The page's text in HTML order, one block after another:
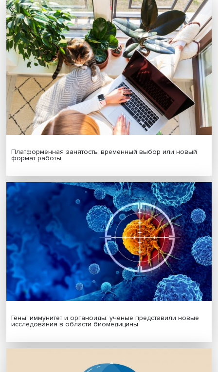
Когда он вспоминал матч против Англии на
1986 года (один из мячей в той игре Марадона забил
—Ред.), он подчеркивал, что думал в тот момент «о
которые умерли на островах».
— Каково сейчас отношение общества к диктатуре
руководителям?
— В преимущественном большинстве — как о темной и
грустной странице истории Аргентины. Бессмысленная
Мальвинская война, жертвами которой стали почти
юные солдаты-срочники, стала важным фактором почти
единодушного порицания политики военной хунты.
пытал задержанных и присваивал их имущество?
диктаторского режима стал важным инструментом
политических сил в современной Аргентине.
В частности, новый президент Аргентины, избранный
ноября 2023 года, Хавьер Милей, в ходе
кампании часто говорил: «Преступления диктатуры не
забыты». А в своей первой речи в качестве
Аргентины Милей подчеркнул, что «найдет и накажет
преступников диктаторского режима, кто смог избежать
возмездия до сих пор».
То есть тема государственного терроризма времен
в Аргентине жива и вызывает, как правило, остро
реакцию населения.
Дата публикации: 19.12.2023
Автор:Павел Аптекарь
Поделиться